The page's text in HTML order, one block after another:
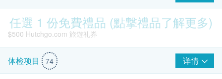
任選 1 份免費禮品 (點撃禮品了解更多)
$500 Hutchgo.com 旅遊礼券
体检项目 74 详情